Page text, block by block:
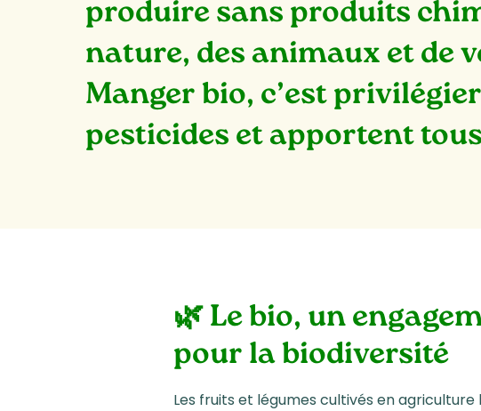
produire sans produits
nature, des animaux et de
Manger bio, c’est
pesticides et apportent
🌿 Le bio, un
pour la biodiversité
Les fruits et légumes cultivés en agriculture